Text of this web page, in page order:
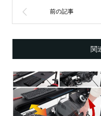
関